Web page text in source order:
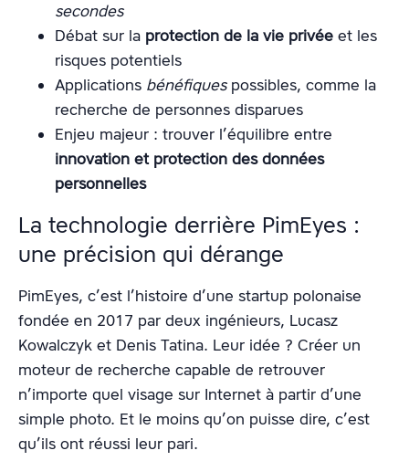
secondes
Débat sur la protection de la vie privée et les
risques potentiels
Applications bénéfiquespossibles, comme la
recherche de personnes disparues
Enjeu majeur : trouver l’équilibre entre
innovation et protection des données
personnelles
La technologie derrière PimEyes :
une précision qui dérange
PimEyes, c’est l’histoire d’une startup polonaise
fondée en 2017 par deux ingénieurs, Lucasz
Kowalczyk et Denis Tatina. Leur idée ? Créer un
moteur de recherche capable de retrouver
n’importe quel visage sur Internet à partir d’une
simple photo. Et le moins qu’on puisse dire, c’est
qu’ils ont réussi leur pari.